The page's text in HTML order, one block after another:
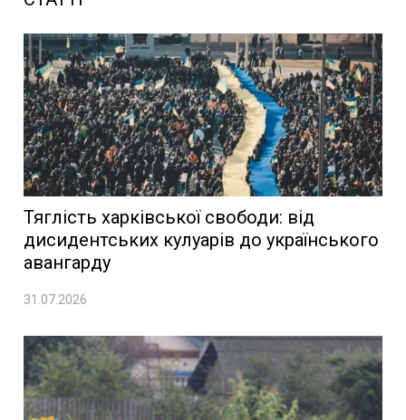
Тяглість харківської свободи: від
дисидентських кулуарів до українського
авангарду
31.07.2026